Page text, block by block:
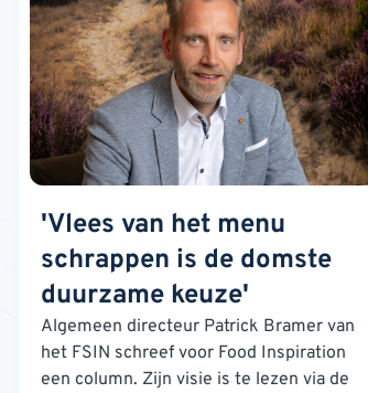
'Vlees van het menu
schrappen is de domste
duurzame keuze'
Algemeen directeur Patrick Bramer van
het FSIN schreef voor Food Inspiration
een column. Zijn visie is te lezen via de